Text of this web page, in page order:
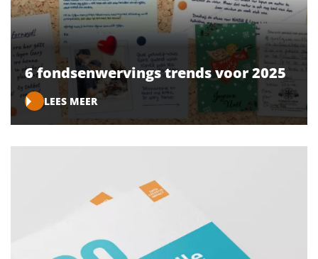
6 fondsenwervings trends voor 2025
LEES MEER